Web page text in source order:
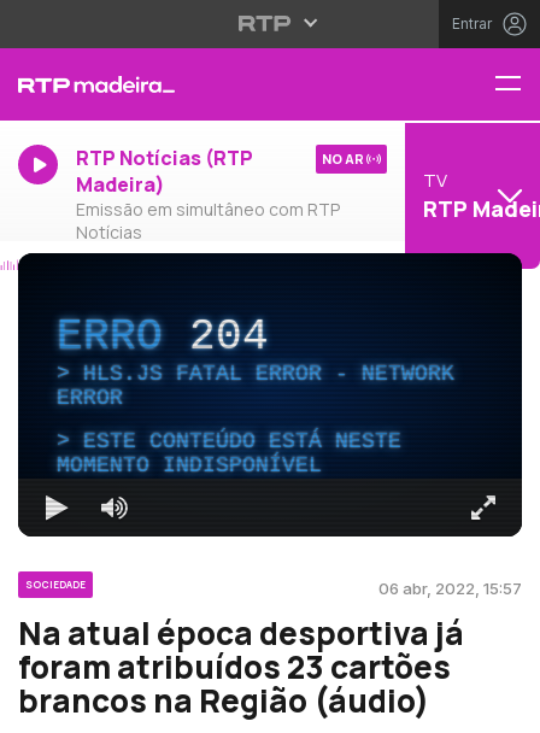
Entrar
RTP Notícias (RTP
Madeira)
Emissão em simultâneo com RTP
Notícias
NO AR
TV
RTP
ERRO204
HLS.JS FATAL ERROR - NETWORK
ERROR
ESTE CONTEÚDO ESTÁ NESTE
MOMENTO INDISPONÍVEL
SOCIEDADE 06 abr, 2022, 15:57
Na atual época desportiva já
foram atribuídos 23 cartões
brancos na Região (áudio)